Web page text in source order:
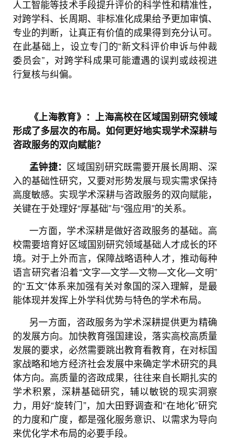
人工智能等技术手段提升评价的科学性和精准性，
对跨学科、长周期、非标准化成果给予更加审慎、
专业的判断，让真正有价值的成果得到充分认可。
在此基础上，设立专门的“新文科评价申诉与仲裁
委员会”，对跨学科成果可能遭遇的误判或歧视进
行复核与纠偏。
《上海教育》：上海高校在区域国别研究领域
形成了多层次的布局。如何更好地实现学术深耕与
咨政服务的双向赋能？
孟钟捷： 区域国别研究既需要开展长周期、深
入的基础性研究，又要对形势发展与现实需求保持
高度敏感。实现学术深耕与咨政服务的双向赋能，
关键在于处理好“厚基础”与“强应用”的关系。
一方面，学术深耕是做好咨政服务的基础。高
校需要培育好区域国别研究领域基础人才成长的环
境。对于上外而言，保障战略语种人才，推动每种
语言研究者沿着“文字—文学—文物—文化—文明”
的“五文”体系来加强有关对象国的深入理解，是最
能体现并发挥上外学科优势与特色的学术布局。
另一方面，咨政服务为学术深耕提供更为精确
的发展方向。加快教育强国建设，落实高校高质量
发展的要求，必然需要跳出教育看教育，在对标国
家战略和地方经济社会发展中来确定学术研究的具
体方向。高质量的咨政成果，往往来自长期扎实的
学术积累，深耕基础研究，辅以敏锐的现实洞察
力，用好“旋转门”，加大田野调查和“在地化”研究
的力度和广度，都是强化服务意识、以需求为导向
来优化学术布局的必要手段。